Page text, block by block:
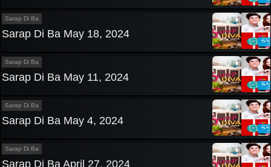
Sarap Di Ba
Sarap Di Ba May 18, 2024
Sarap Di Ba
Sarap Di Ba May 11, 2024
Sarap Di Ba
Sarap Di Ba May 4, 2024
Sarap Di Ba
Sarap Di Ba April 27, 2024